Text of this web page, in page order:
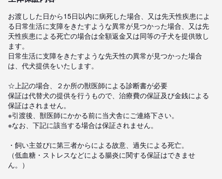
お渡しした日から15日以内に病死した場合、又は先天性疾患によ
る日常生活に支障をきたすような異常が見つかった場合、又は先
天性疾患による死亡の場合は全額返金又は同等の子犬を提供致し
ます。
日常生活に支障をきたすような先天性の異常が見つかった場合
は、代犬提供をいたします。
☆上記の場合、２か所の獣医師による診断書が必要
保証は代替犬の提供を行うもので、治療費の保証及び金銭による
保証はされません。
※引渡後、獣医師にかかる前に当犬舎にご連絡下さい。
※なお、下記に該当する場合は保証されません。
・飼い主並びに第三者からによる故意、過失による死亡。
（低血糖・ストレスなどによる腸炎に関する保証はできませ
ん。）